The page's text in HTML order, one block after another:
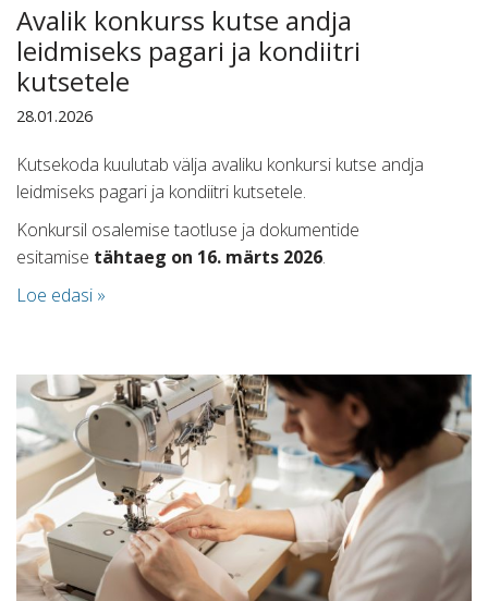
Avalik konkurss kutse andja
leidmiseks pagari ja kondiitri
kutsetele
28.01.2026
Kutsekoda kuulutab välja avaliku konkursi kutse andja
leidmiseks pagari ja kondiitri kutsetele.
Konkursil osalemise taotluse ja dokumentide
esitamise tähtaeg on 16. märts 2026.
Loe edasi »